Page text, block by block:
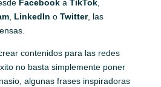
Facebook a TikTok,
, LinkedIn o Twitter, las
contenidos para las redes
no basta simplemente poner
algunas frases inspiradoras